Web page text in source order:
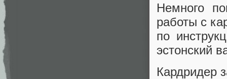
Немного
работы с
по
эстонский
Кардридер